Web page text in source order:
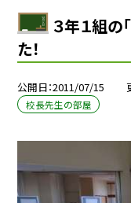
３年１組の
た！
公開日 2011/07/15
校長先生の部屋